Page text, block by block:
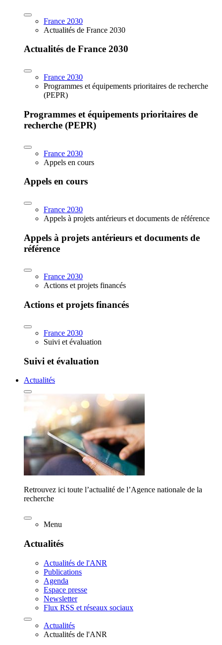
France 2030
Actualités de France 2030
Actualités de France 2030
France 2030
Programmes et équipements prioritaires de recherche
(PEPR)
Programmes et équipements prioritaires de
recherche (PEPR)
France 2030
Appels en cours
Appels en cours
France 2030
Appels à projets antérieurs et documents de référence
Appels à projets antérieurs et documents de
référence
France 2030
Actions et projets financés
Actions et projets financés
France 2030
Suivi et évaluation
Suivi et évaluation
Actualités
Retrouvez ici toute l’actualité de l’Agence nationale de la
recherche
Menu
Actualités
Actualités de l'ANR
Publications
Agenda
Espace presse
Newsletter
Flux RSS et réseaux sociaux
Actualités
Actualités de l'ANR